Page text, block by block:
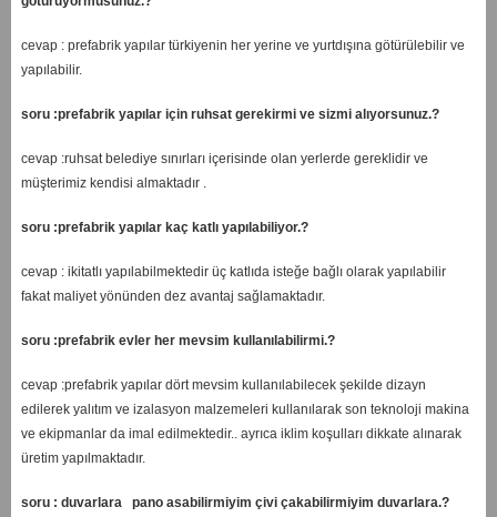
cevap : prefabrik yapılar türkiyenin her yerine ve yurtdışına götürülebilir ve
yapılabilir.
soru :prefabrik yapılar için ruhsat gerekirmi ve sizmi alıyorsunuz.?
cevap :ruhsat belediye sınırları içerisinde olan yerlerde gereklidir ve
müşterimiz kendisi almaktadır .
soru :prefabrik yapılar kaç katlı yapılabiliyor.?
cevap : ikitatlı yapılabilmektedir üç katlıda isteğe bağlı olarak yapılabilir
fakat maliyet yönünden dez avantaj sağlamaktadır.
soru :prefabrik evler her mevsim kullanılabilirmi.?
cevap :prefabrik yapılar dört mevsim kullanılabilecek şekilde dizayn
edilerek yalıtım ve izalasyon malzemeleri kullanılarak son teknoloji makina
ve ekipmanlar da imal edilmektedir.. ayrıca iklim koşulları dikkate alınarak
üretim yapılmaktadır.
soru : duvarlara pano asabilirmiyim çivi çakabilirmiyim duvarlara.?